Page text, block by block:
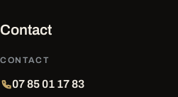
Contact
CONTACT
07 85 01 17 83